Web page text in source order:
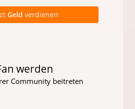
Geld verdienen
werden
Community beitreten